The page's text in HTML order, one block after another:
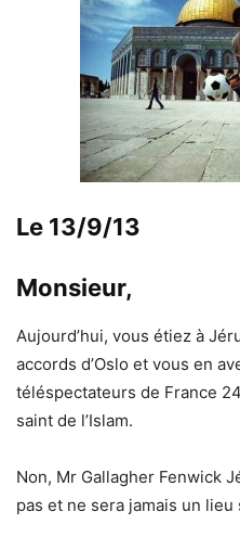
Le 13/9/13
Monsieur,
Aujourd’hui, vous étiez à
accords d’Oslo et vous en
téléspectateurs de France
saint de l’Islam.
Non, Mr Gallagher Fenwick
pas et ne sera jamais un lieu